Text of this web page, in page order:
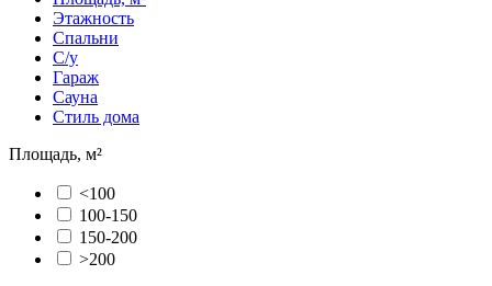
Этажность
Спальни
С/у
Гараж
Сауна
Стиль дома
Площадь, м²
<100
100-150
150-200
>200